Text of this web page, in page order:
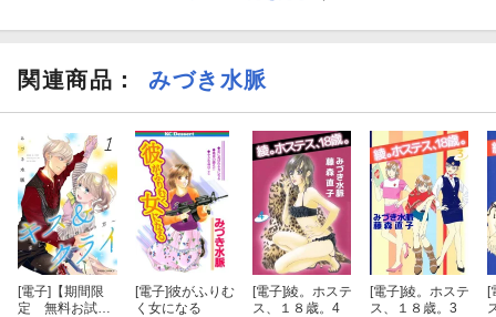
関連商品 ： みづき水脈
[電子] 【期間限
定 無料お試し
[電子]彼がふりむ
く女になる
[電子]綾。ホステ
ス、１８歳。4
[電子]綾。ホステ
ス、１８歳。3
[